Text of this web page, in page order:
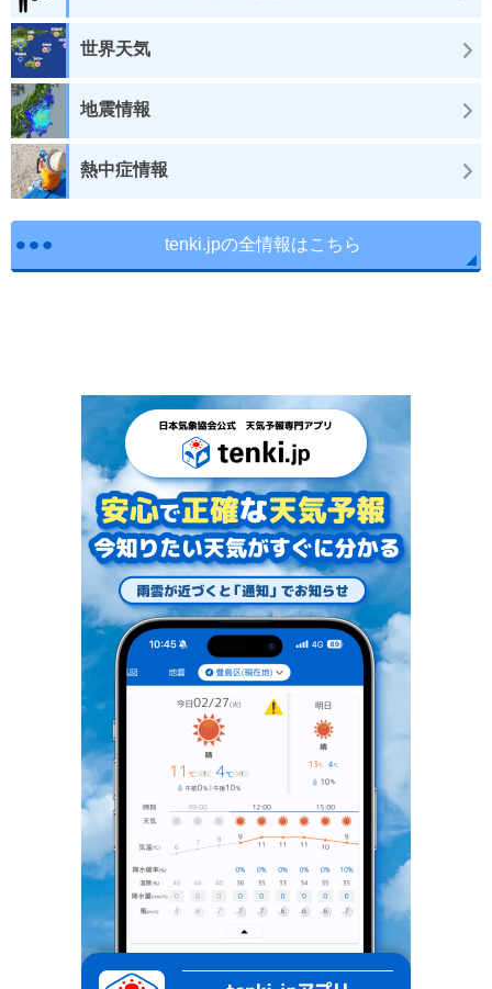
世界天気
地震情報
熱中症情報
tenki.jpの全情報はこちら